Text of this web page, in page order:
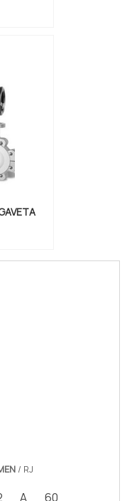
/ RJ
2 A 60